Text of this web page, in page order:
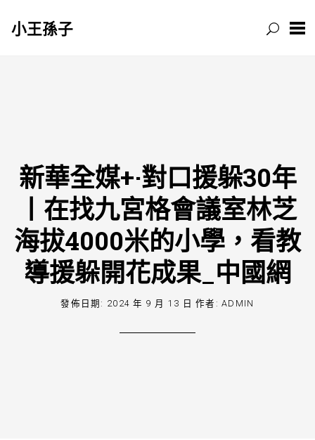
小王孫子
新華全媒+·對口援躲30年
丨在找九宮格會議室林芝
海拔4000米的小學，看教
導援躲開花成果_中國網
發佈日期: 2024 年 9 月 13 日 作者:ADMIN